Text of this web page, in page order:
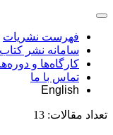
فهرست نشریات
سامانه نشر کتاب
کارگاه‌ها و
تماس با ما
English
تعداد مقالات: 13